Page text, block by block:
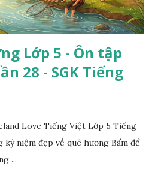
Lớp 5 - Ôn tập
28 - SGK Tiếng
Love Tiếng Việt Lớp 5 Tiếng
niệm đẹp về quê hương Bấm để
...